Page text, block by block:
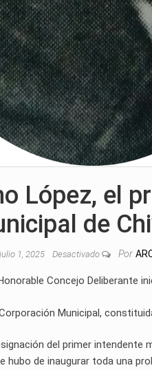
López, el
de
julio 1, 2025 Desactivado Por
Concejo Deliberante
Municipal,
del primer intendente
de inaugurar toda una